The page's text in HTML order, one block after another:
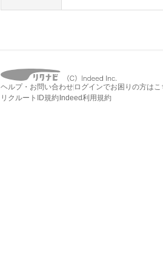
ヘルプ・お問い合わせ ログインでお困りの方はこ
リクルートID規約 Indeed利用規約